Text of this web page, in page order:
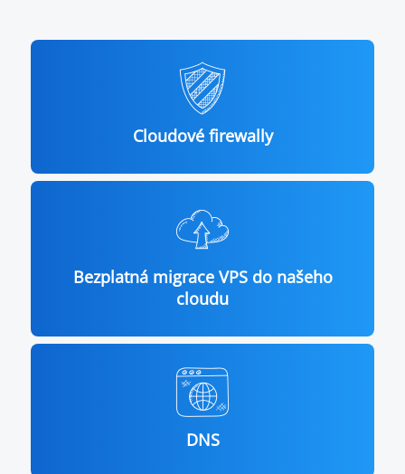
Cloudové firewally
Bezplatná migrace VPS do našeho
cloudu
DNS